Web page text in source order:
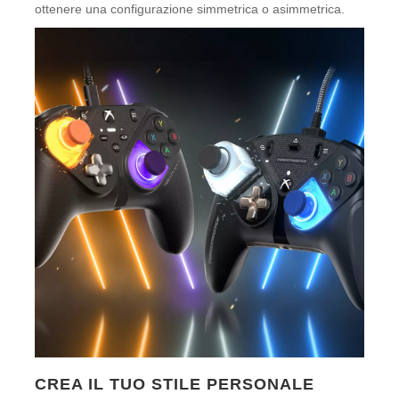
ottenere una configurazione simmetrica o asimmetrica.
CREA IL TUO STILE PERSONALE